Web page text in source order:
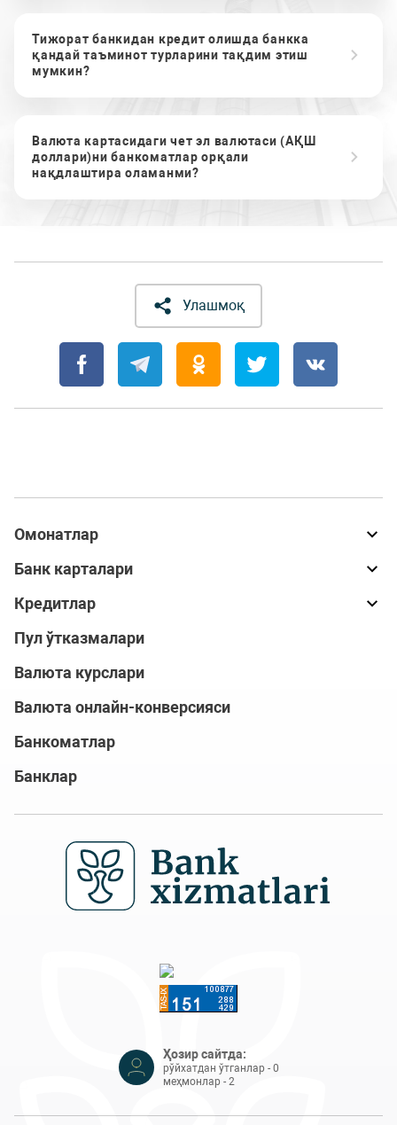
Тижорат банкидан кредит олишда банкка
қандай таъминот турларини тақдим этиш
мумкин?
Валюта картасидаги чет эл валютаси (АҚШ
доллари)ни банкоматлар орқали
нақдлаштира оламанми?
Улашмоқ
Омонатлар
Банк карталари
Кредитлар
Пул ўтказмалари
Валюта курслари
Валюта онлайн-конверсияси
Банкоматлар
Банклар
Ҳозир сайтда:
рўйхатдан ўтганлар - 0
меҳмонлар - 2